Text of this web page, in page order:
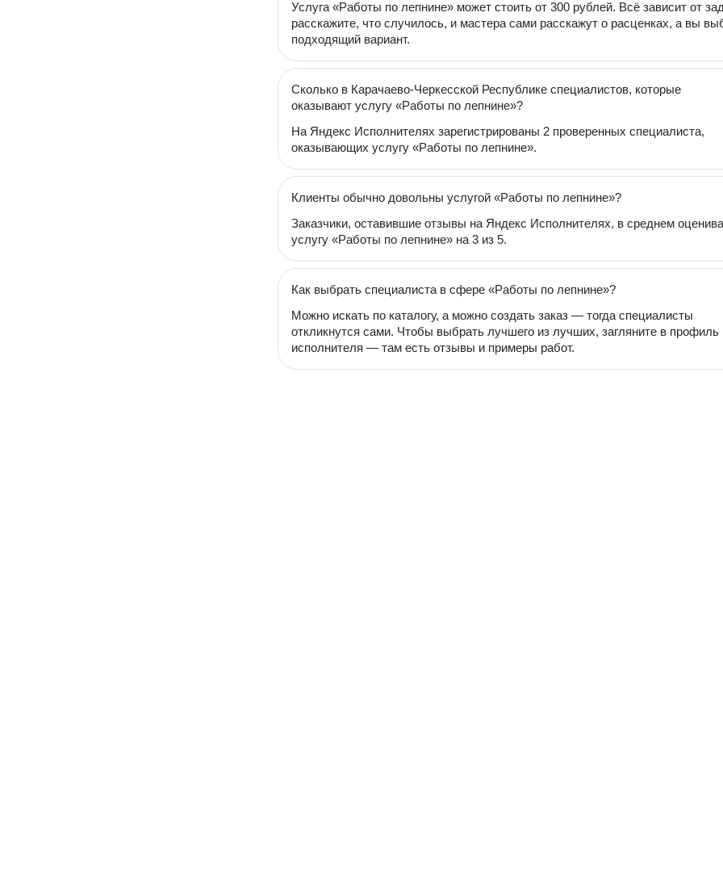
Услуга «Работы по лепнине» может стоить от 300 рублей. Всё зависит от
расскажите, что случилось, и мастера сами расскажут о расценках, а вы
подходящий вариант.
Сколько в Карачаево-Черкесской Республике специалистов, которые
оказывают услугу «Работы по лепнине»?
На Яндекс Исполнителях зарегистрированы 2 проверенных специалиста,
оказывающих услугу «Работы по лепнине».
Клиенты обычно довольны услугой «Работы по лепнине»?
Заказчики, оставившие отзывы на Яндекс Исполнителях, в среднем
услугу «Работы по лепнине» на 3 из 5.
Как выбрать специалиста в сфере «Работы по лепнине»?
Можно искать по каталогу, а можно создать заказ — тогда специалисты
откликнутся сами. Чтобы выбрать лучшего из лучших, загляните в профиль
исполнителя — там есть отзывы и примеры работ.